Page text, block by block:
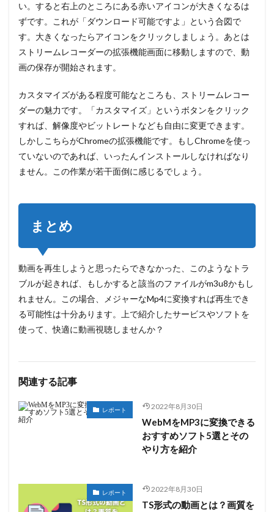
い。すると右上のところにある赤いアイコンが大きくなるは
ずです。これが「ダウンロード可能ですよ」という合図で
す。大きくなったらアイコンをクリックしましょう。あとは
ストリームレコーダーの拡張機能画面に移動しますので、動
画の保存が開始されます。
カスタマイズがある程度可能なところも、ストリームレコー
ダーの魅力です。「カスタマイズ」というボタンをクリック
すれば、解像度やビットレートなども自由に変更できます。
しかしこちらがChromeの拡張機能です。もしChromeを使っ
ていないのであれば、いったんインストールしなければなり
ません。この作業が若干面倒に感じるでしょう。
まとめ
動画を再生しようと思ったらできなかった、このようなトラ
ブルが起きれば、もしかすると該当のファイルがm3u8かもし
れません。この場合、メジャーなMp4に変換すれば再生でき
る可能性は十分あります。上で紹介したサービスやソフトを
使って、快適に動画視聴しませんか？
関連する記事
レポート 2022年8月30日
WebMをMP3に変換できる
おすすめソフト5選とその
やり方を紹介
レポート 2022年8月30日
TS形式の動画とは？画質を